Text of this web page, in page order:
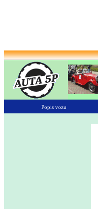
Popis vozu